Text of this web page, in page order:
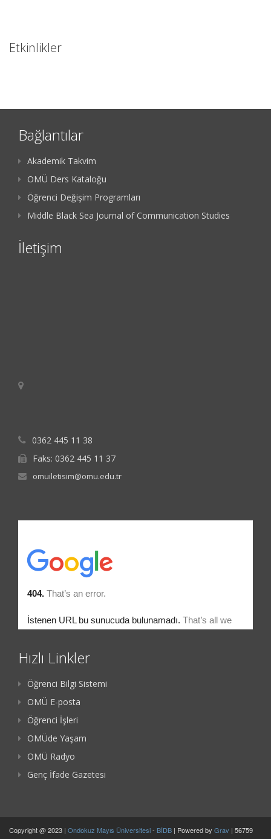
Etkinlikler
Bağlantılar
Akademik Takvim
OMÜ Ders Kataloğu
Öğrenci Değişim Programları
Middle Black Sea Journal of Communication Studies
İletişim
0362 445 11 38
Faks: 0362 445 11 37
omuiletisim@omu.edu.tr
Hızlı Linkler
Öğrenci Bilgi Sistemi
OMÜ E-posta
Öğrenci İşleri
OMÜde Yaşam
OMÜ Radyo
Genç İfade Gazetesi
Copyright @ 2023 | Ondokuz Mayıs Üniversitesi- BİDB | Powered by Grav | 56759